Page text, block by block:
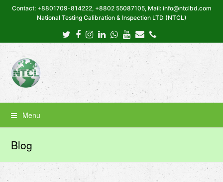
Contact: +8801709-814222, +8802 55087105, Mail: info@ntclbd.com
National Testing Calibration & Inspection LTD (NTCL)
Twitter
Facebook
Instagram
LinkedIn
Whatsapp
Youtube
EmailPhone
Menu
Blog